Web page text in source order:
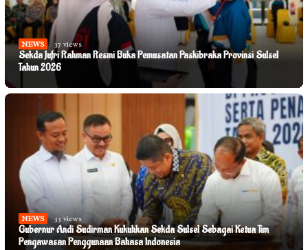
NEWS 37 views
Sekda Jufri Rahman Resmi Buka Pemusatan Paskibraka Provinsi Sulsel
Tahun 2026
NEWS 33 views
Gubernur Andi Sudirman Kukuhkan Sekda Sulsel Sebagai Ketua Tim
Pengawasan Penggunaan Bahasa Indonesia